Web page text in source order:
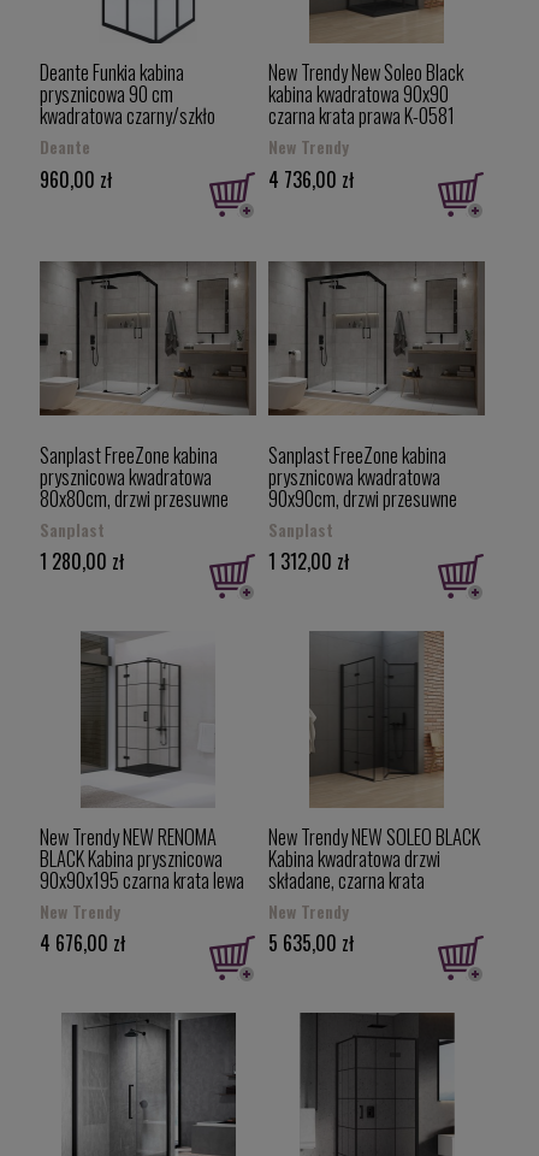
Deante Funkia kabina
prysznicowa 90 cm
kwadratowa czarny/szkło
przezroczyste KYC_N41K
Deante
960,00 zł
New Trendy New Soleo Black
kabina kwadratowa 90x90
czarna krata prawa K-0581
New Trendy
4 736,00 zł
Sanplast FreeZone kabina
prysznicowa kwadratowa
80x80cm, drzwi przesuwne
profile czarny mat 600-271-
3500-59-401
Sanplast
1 280,00 zł
Sanplast FreeZone kabina
prysznicowa kwadratowa
90x90cm, drzwi przesuwne
profile czarny mat 600-271-
3510-59-401
Sanplast
1 312,00 zł
New Trendy NEW RENOMA
BLACK Kabina prysznicowa
90x90x195 czarna krata lewa
D-0273A/D-0119B
New Trendy
4 676,00 zł
New Trendy NEW SOLEO BLACK
Kabina kwadratowa drzwi
składane, czarna krata
80x80x195 D-0287A/D-0288A
New Trendy
5 635,00 zł